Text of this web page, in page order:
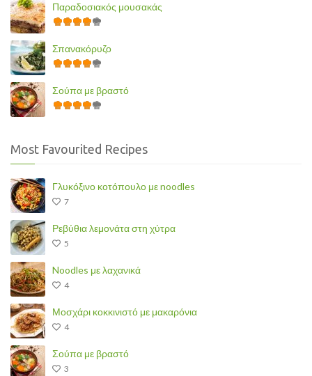
Παραδοσιακός μουσακάς
Σπανακόρυζο
Σούπα με βραστό
Most Favourited Recipes
Γλυκόξινο κοτόπουλο με noodles
7
Ρεβύθια λεμονάτα στη χύτρα
5
Noodles με λαχανικά
4
Μοσχάρι κοκκινιστό με μακαρόνια
4
Σούπα με βραστό
3